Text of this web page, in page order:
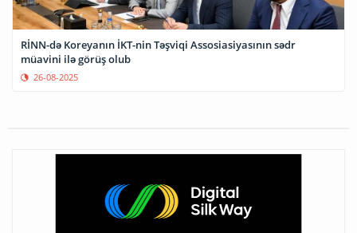
RİNN-də Koreyanın İKT-nin Təşviqi Assosiasiyasının sədr
müavini ilə görüş olub
26-08-2025